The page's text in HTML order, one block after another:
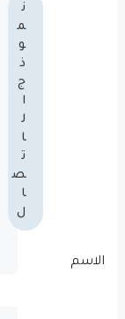
ن
م
و
ذ
ج
ا
ل
ا
ت
ص
ا
ل
الاسم